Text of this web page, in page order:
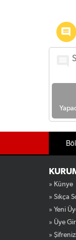
» Künye
» Sıkça
» Yeni
» Üye
»